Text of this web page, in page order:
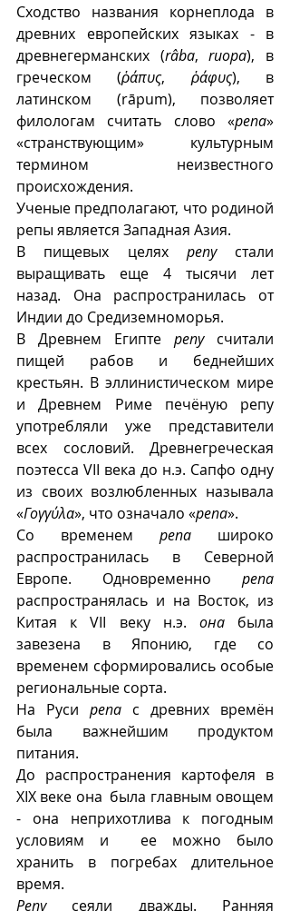
Сходство названия корнеплода в
древних европейских языках - в
древнегерманских (râbа, ruopa), в
греческом (ῥάπυς, ῥάφυς), в
латинском (rāpum), позволяет
филологам считать слово «репа»
«странствующим» культурным
термином неизвестного
происхождения.
Ученые предполагают, что родиной
репы является Западная Азия.
В пищевых целях репу стали
выращивать еще 4 тысячи лет
назад. Она распространилась от
Индии до Средиземноморья.
В Древнем Египте репу считали
пищей рабов и беднейших
крестьян. В эллинистическом мире
и Древнем Риме печёную репу
употребляли уже представители
всех сословий. Древнегреческая
поэтесса VII века до н.э. Сапфо одну
из своих возлюбленных называла
«Γογγύλα», что означало «репа».
Со временем репа широко
распространилась в Северной
Европе. Одновременно репа
распространялась и на Восток, из
Китая к VII веку н.э. она была
завезена в Японию, где со
временем сформировались особые
региональные сорта.
На Руси репа с древних времён
была важнейшим продуктом
питания.
До распространения картофеля в
XIX веке она  была главным овощем
- она неприхотлива к погодным
условиям и  ее можно было
хранить в погребах длительное
время.
Репу сеяли дважды. Ранняя